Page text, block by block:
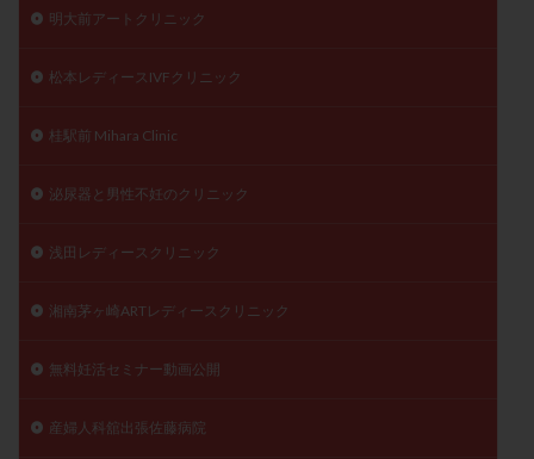
明大前アートクリニック
松本レディースIVFクリニック
桂駅前 Mihara Clinic
泌尿器と男性不妊のクリニック
浅田レディースクリニック
湘南茅ヶ崎ARTレディースクリニック
無料妊活セミナー動画公開
産婦人科舘出張佐藤病院